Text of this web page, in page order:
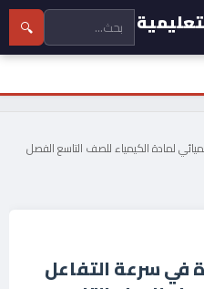
🔍
لمادة الكيمياء للصف التاسع الفصل
في سرعة التفاعل